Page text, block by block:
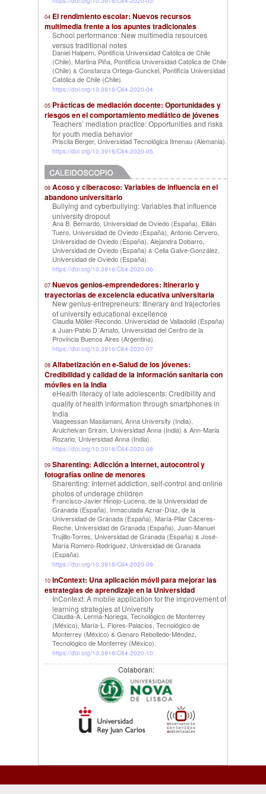
04 El rendimiento escolar: Nuevos recursos
multimedia frente a los apuntes tradicionales
School performance: New multimedia resources
versus traditional notes
Daniel Halpern, Pontificia Universidad Católica de Chile
(Chile), Martina Piña, Pontificia Universidad Católica de Chile
(Chile) & Constanza Ortega-Gunckel, Pontificia Universidad
Católica de Chile (Chile).
https://doi.org/10.3916/C64-2020-04
05 Prácticas de mediación docente: Oportunidades y
riesgos en el comportamiento mediático de jóvenes
Teachers’ mediation practice: Opportunities and risks
for youth media behavior
Priscila Berger, Universidad Tecnológica Ilmenau (Alemania).
https://doi.org/10.3916/C64-2020-05
06 Acoso y ciberacoso: Variables de influencia en el
abandono universitario
Bullying and cyberbullying: Variables that influence
university dropout
Ana B. Bernardo, Universidad de Oviedo (España), Ellián
Tuero, Universidad de Oviedo (España), Antonio Cervero,
Universidad de Oviedo (España), Alejandra Dobarro,
Universidad de Oviedo (España) & Celia Galve-González,
Universidad de Oviedo (España).
https://doi.org/10.3916/C64-2020-06
07 Nuevos genios-emprendedores: Itinerario y
trayectorias de excelencia educativa universitaria
New genius-entrepreneurs: Itinerary and trajectories
of university educational excellence
Claudia Möller-Recondo, Universidad de Valladolid (España)
& Juan-Pablo D´Amato, Universidad del Centro de la
Provincia Buenos Aires (Argentina).
https://doi.org/10.3916/C64-2020-07
08 Alfabetización en e-Salud de los jóvenes:
Credibilidad y calidad de la información sanitaria con
móviles en la India
eHealth literacy of late adolescents: Credibility and
quality of health information through smartphones in
India
Vaageessan Masilamani, Anna University (India),
Arulchelvan Sriram, Universidad Anna (India) & Ann-Maria
Rozario, Universidad Anna (India).
https://doi.org/10.3916/C64-2020-08
09 Sharenting: Adicción a Internet, autocontrol y
fotografías online de menores
Sharenting: Internet addiction, self-control and online
photos of underage children
Francisco-Javier Hinojo-Lucena, de la Universidad de
Granada (España), Inmaculada Aznar-Díaz, de la
Universidad de Granada (España), María-Pilar Cáceres-
Reche, Universidad de Granada (España), Juan-Manuel
Trujillo-Torres, Universidad de Granada (España) & José-
María Romero-Rodríguez, Universidad de Granada
(España).
https://doi.org/10.3916/C64-2020-09
10 InContext: Una aplicación móvil para mejorar las
estrategias de aprendizaje en la Universidad
InContext: A mobile application for the improvement of
learning strategies at University
Claudia-A. Lerma-Noriega, Tecnológico de Monterrey
(México), María-L. Flores-Palacios, Tecnológico de
Monterrey (México) & Genaro Rebolledo-Méndez,
Tecnológico de Monterrey (México).
https://doi.org/10.3916/C64-2020-10
Colaboran: